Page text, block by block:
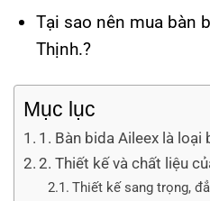
Tại sao nên mua bàn
Thịnh.?
Mục lục
1. Bàn bida Aileex là loại
2. Thiết kế và chất liệu
Thiết kế sang trọng,